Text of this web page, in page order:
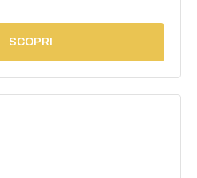
SCOPRI